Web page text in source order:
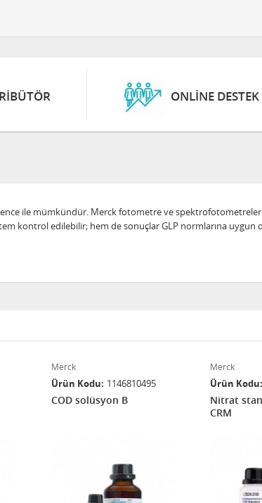
ONLINE
ile mümkündür. Merck fotometre ve
kontrol edilebilir; hem de sonuçlar GLP normlarına uygun
Merck
Ürün Kodu 1146810495
COD solüsyon B
Merck
Ürün Kodu
Nitrat
CRM